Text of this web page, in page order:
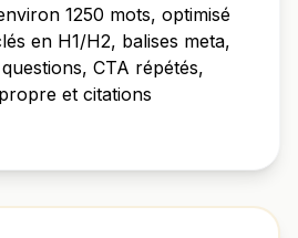
1250 mots, optimisé
en H1/H2, balises meta,
CTA répétés,
et citations